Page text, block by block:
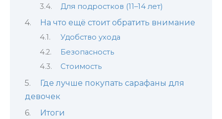
Для подростков (11–14 лет)
На что ещё стоит обратить внимание
Удобство ухода
Безопасность
Стоимость
Где лучше покупать сарафаны для
девочек
Итоги